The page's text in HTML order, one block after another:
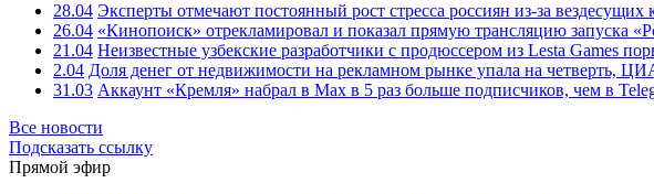
28.04 Эксперты отмечают постоянный рост стресса россиян из-за вездесущих
26.04 «Кинопоиск» отрекламировал и показал прямую трансляцию запуска
21.04 Неизвестные узбекские разработчики с продюссером из Lesta Games
2.04 Доля денег от недвижимости на рекламном рынке упала на четверть,
31.03 Аккаунт «Кремля» набрал в Max в 5 раз больше подписчиков, чем в
Все новости
Подсказать ссылку
Прямой эфир